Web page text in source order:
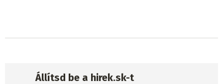
Állítsd be a hirek.sk-t